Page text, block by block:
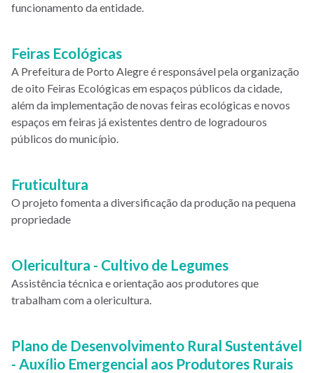
funcionamento da entidade.
Feiras Ecológicas
A Prefeitura de Porto Alegre é responsável pela organização
de oito Feiras Ecológicas em espaços públicos da cidade,
além da implementação de novas feiras ecológicas e novos
espaços em feiras já existentes dentro de logradouros
públicos do município.
Fruticultura
O projeto fomenta a diversificação da produção na pequena
propriedade
Olericultura - Cultivo de Legumes
Assistência técnica e orientação aos produtores que
trabalham com a olericultura.
Plano de Desenvolvimento Rural Sustentável
- Auxílio Emergencial aos Produtores Rurais